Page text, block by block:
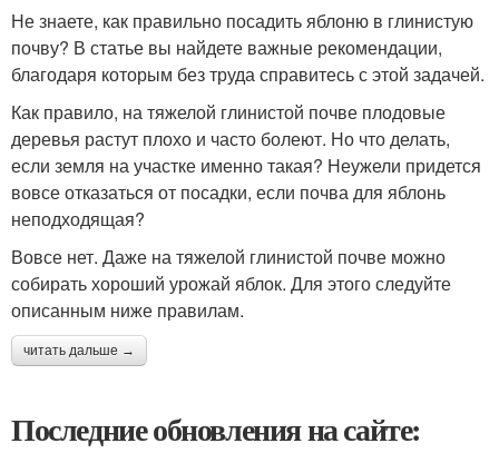
Не знаете, как правильно посадить яблоню в глинистую
почву? В статье вы найдете важные рекомендации,
благодаря которым без труда справитесь с этой задачей.
Как правило, на тяжелой глинистой почве плодовые
деревья растут плохо и часто болеют. Но что делать,
если земля на участке именно такая? Неужели придется
вовсе отказаться от посадки, если почва для яблонь
неподходящая?
Вовсе нет. Даже на тяжелой глинистой почве можно
собирать хороший урожай яблок. Для этого следуйте
описанным ниже правилам.
читать дальше →
Последние обновления на сайте: